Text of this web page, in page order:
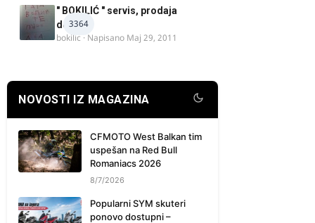
3364
" BOKILIĆ " servis, prodaja
delova
bokilic · Napisano Maj 29, 2011
NOVOSTI IZ MAGAZINA
CFMOTO West Balkan tim
uspešan na Red Bull
Romaniacs 2026
8/7/2026
Popularni SYM skuteri
ponovo dostupni –